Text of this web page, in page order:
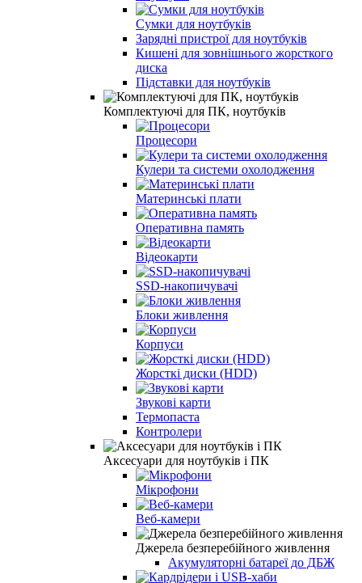
Сумки для ноутбуків
Зарядні пристрої для ноутбуків
Кишені для зовнішнього жорсткого
диска
Підставки для ноутбуків
Комплектуючі для ПК, ноутбуків
Процесори
Кулери та системи охолодження
Материнські плати
Оперативна память
Відеокарти
SSD-накопичувачі
Блоки живлення
Корпуси
Жорсткі диски (HDD)
Звукові карти
Термопаста
Контролери
Аксесуари для ноутбуків і ПК
Мікрофони
Веб-камери
Джерела безперебійного живлення
Акумуляторні батареї до ДБЖ